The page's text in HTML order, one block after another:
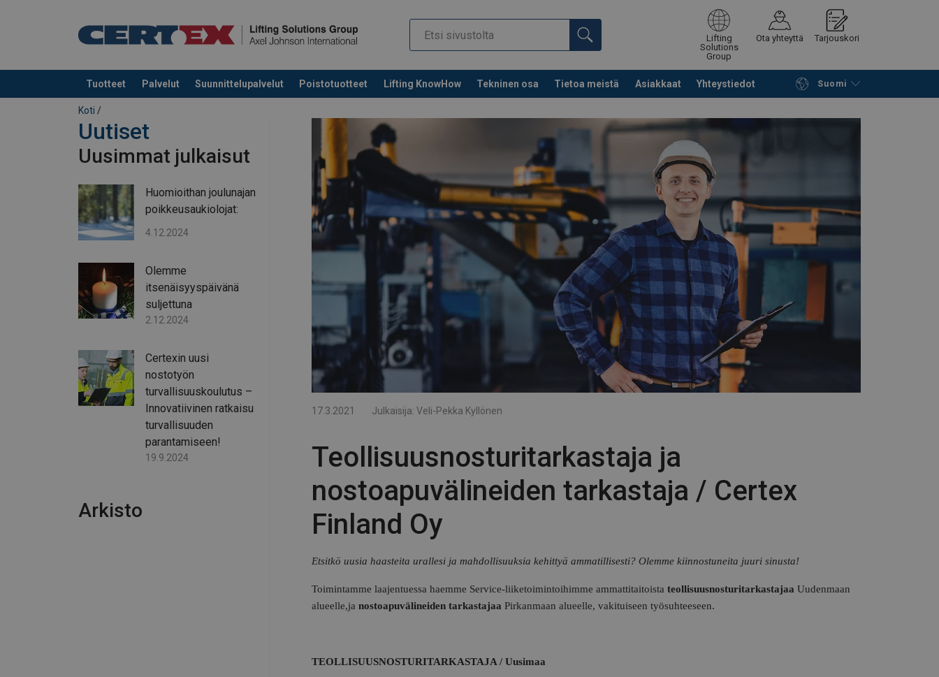
Lifting
Solutions
Group
Ota yhteyttä Tarjouskori
Tuotteet Palvelut Suunnittelupalvelut Poistotuotteet Lifting KnowHow Tekninen osa Tietoa meistä Asiakkaat Yhteystiedot Suomi
Tuote lisätty tarjouspyyntöön Jatka selailua Tuotekoriin
Koti /
17.3.2021 Julkaisija: Veli-Pekka Kyllönen
Teollisuusnosturitarkastaja ja
nostoapuvälineiden tarkastaja / Certex
Finland Oy
Etsitkö uusia haasteita urallesi ja mahdollisuuksia kehittyä ammatillisesti? Olemme kiinnostuneita juuri sinusta!
Toimintamme laajentuessa haemme Service-liiketoimintoihimme ammattitaitoista teollisuusnosturitarkastajaa Uudenmaan
alueelle,ja nostoapuvälineiden tarkastajaa Pirkanmaan alueelle, vakituiseen työsuhteeseen.
TEOLLISUUSNOSTURITARKASTAJA / Uusimaa
Uutiset
Uusimmat julkaisut
Huomioithan joulunajan
poikkeusaukiolojat:
4.12.2024
Olemme
itsenäisyyspäivänä
suljettuna
2.12.2024
Certexin uusi
nostotyön
turvallisuuskoulutus –
Innovatiivinen ratkaisu
turvallisuuden
parantamiseen!
19.9.2024
Arkisto